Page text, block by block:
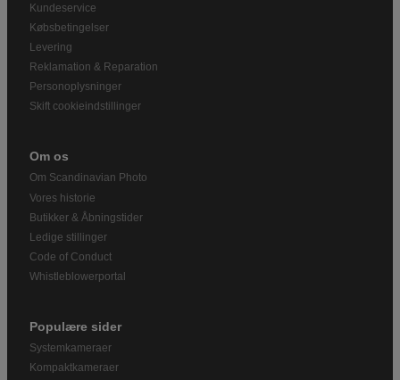
Kundeservice
Købsbetingelser
Levering
Reklamation & Reparation
Personoplysninger
Skift cookieindstillinger
Om os
Om Scandinavian Photo
Vores historie
Butikker & Åbningstider
Ledige stillinger
Code of Conduct
Whistleblowerportal
Populære sider
Systemkameraer
Kompaktkameraer